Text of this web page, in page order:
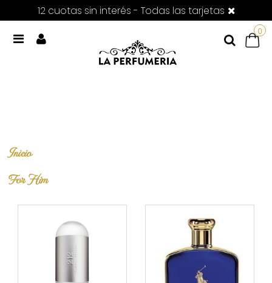
12 cuotas sin interés - Todas las tarjetas
0
Inicio
For Him